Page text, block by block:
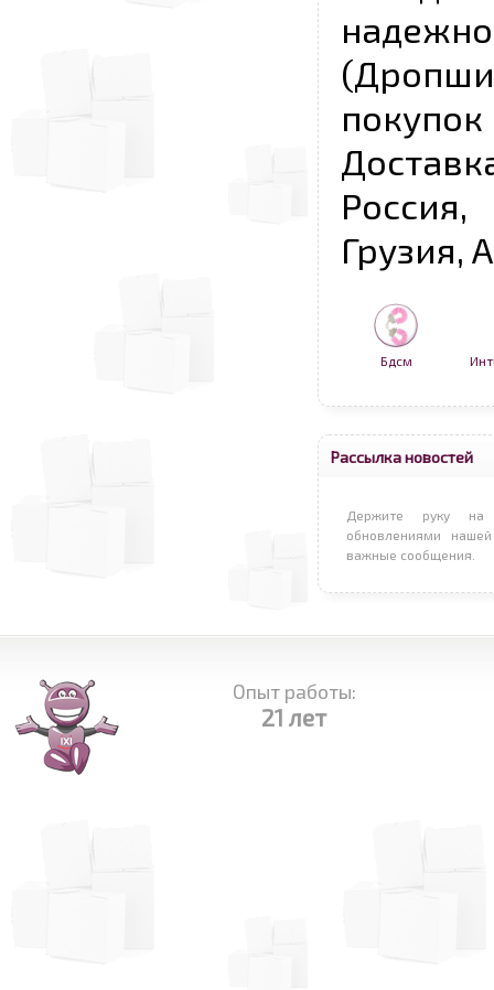
Грузия,
Бдсм
Рассылка новостей
Держите руку на
обновлениями
важные сообщения.
Опыт работы:
21 лет